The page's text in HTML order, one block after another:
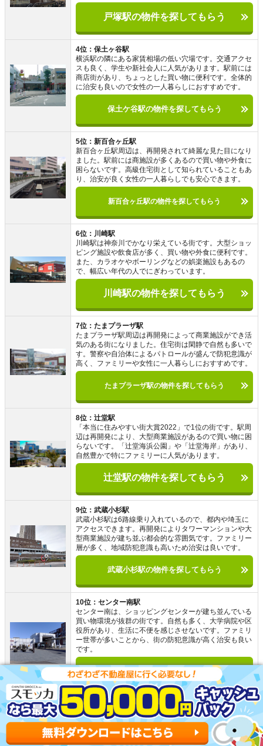
戸塚駅の物件を探してもらう
4位：保土ヶ谷駅
横浜駅の隣にある家賃相場の低い穴場です。交通アクセ
スも良く、学生や新社会人に人気があります。駅前には
商店街があり、ちょっとした買い物に便利です。全体的
に治安も良いので女性の一人暮らしにおすすめです。
保土ケ谷駅の物件を探してもらう
5位：新百合ヶ丘駅
新百合ヶ丘駅周辺は、再開発されて綺麗な見た目になり
ました。駅前には商施設が多くあるので買い物や外食に
困らないです。高級住宅街として知られていることもあ
り、治安が良く女性の一人暮らしでも安心できます。
新百合ヶ丘駅の物件を探してもらう
6位：川崎駅
川崎駅は神奈川でかなり栄えている街です。大型ショッ
ピング施設や飲食店が多く、買い物や外食に便利です。
また、カラオケやボーリングなどの娯楽施設もあるの
で、幅広い年代の人でにぎわっています。
川崎駅の物件を探してもらう
7位：たまプラーザ駅
たまプラーザ駅周辺は再開発によって商業施設ができ活
気のある街になりました。住宅街は閑静で自然も多いで
す。警察や自治体によるパトロールが盛んで防犯意識が
高く、ファミリーや女性に一人暮らしにおすすめです。
たまプラーザ駅の物件を探してもらう
8位：辻堂駅
「本当に住みやすい街大賞2022」で1位の街です。駅周
辺は再開発により、大型商業施設があるので買い物に困
らないです。「辻堂海浜公園」や「辻堂海岸」があり、
自然豊かで特にファミリーに人気があります。
辻堂駅の物件を探してもらう
9位：武蔵小杉駅
武蔵小杉駅は6路線乗り入れているので、都内や埼玉に
アクセスできます。再開発によりタワーマンションや大
型商業施設が建ち並ぶ都会的な雰囲気です。ファミリー
層が多く、地域防犯意識も高いため治安は良いです。
武蔵小杉駅の物件を探してもらう
10位：センター南駅
センター南は、ショッピングセンターが建ち並んでいる
買い物環境が抜群の街です。自然も多く、大学病院や区
役所があり、生活に不便を感じさせないです。ファミリ
ー世帯が多いことから、街の防犯意識が高く治安も良い
です。
センター南駅の物件を探してもらう
緑園都駅以外で住む街を探している人向けに、神奈川で住
みやすい街をまとめました。上記の街は、治安や交通アク
セスの良さ、家賃相場の低さなどに優れたおすすめの街で